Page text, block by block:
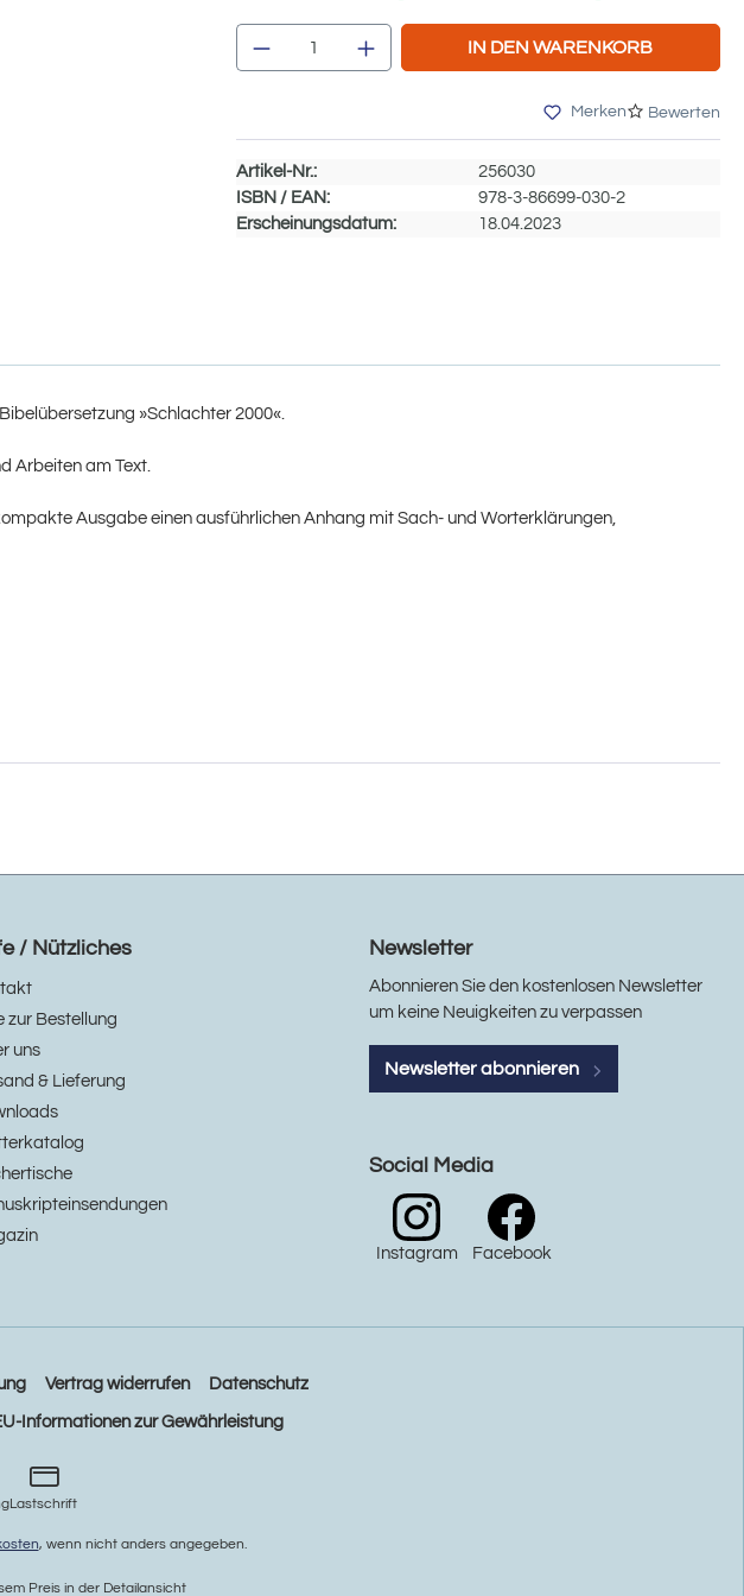
Produkt Anzahl: Gib den gewünschten
IN DEN WARENKORB
Merken Bewerten
Artikel-Nr.:
256030
ISBN / EAN:
978-3-86699-030-2
Erscheinungsdatum:
18.04.2023
»Schlachter 2000«.
Arbeiten am Text.
Ausgabe einen ausführlichen Anhang mit Sach- und Worterklärungen,
/ Nützliches
zur Bestellung
uns
& Lieferung
Newsletter
Abonnieren Sie den kostenlosen Newsletter
um keine Neuigkeiten zu verpassen
Newsletter abonnieren
Social Media
Instagram Facebook
Vertrag widerrufen Datenschutz
Informationen zur Gewährleistung
Lastschrift
, wenn nicht anders angegeben.
Preis in der Detailansicht